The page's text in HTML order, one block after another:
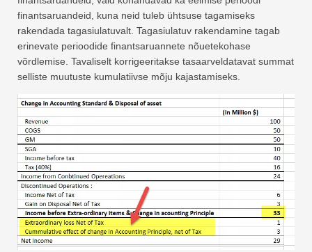
finantsaruandeid, kuna neid tuleb ühtsuse tagamiseks
rakendada tagasiulatuvalt. Tagasiulatuv rakendamine tagab
erinevate perioodide finantsaruannete nõuetekohase
võrdlemise. Tavaliselt korrigeeritakse tasaarveldatavat summat
selliste muutuste kumulatiivse mõju kajastamiseks.